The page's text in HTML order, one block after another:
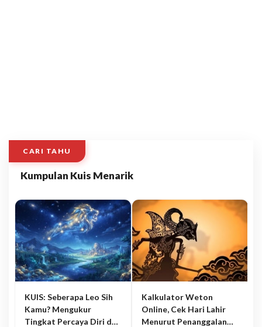
CARI TAHU
Kumpulan Kuis Menarik
KUIS: Seberapa Leo Sih
Kamu? Mengukur
Tingkat Percaya Diri dan
Kalkulator Weton
Online, Cek Hari Lahir
Menurut Penanggalan